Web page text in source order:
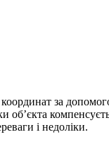
за
об’єкта
і недоліки.